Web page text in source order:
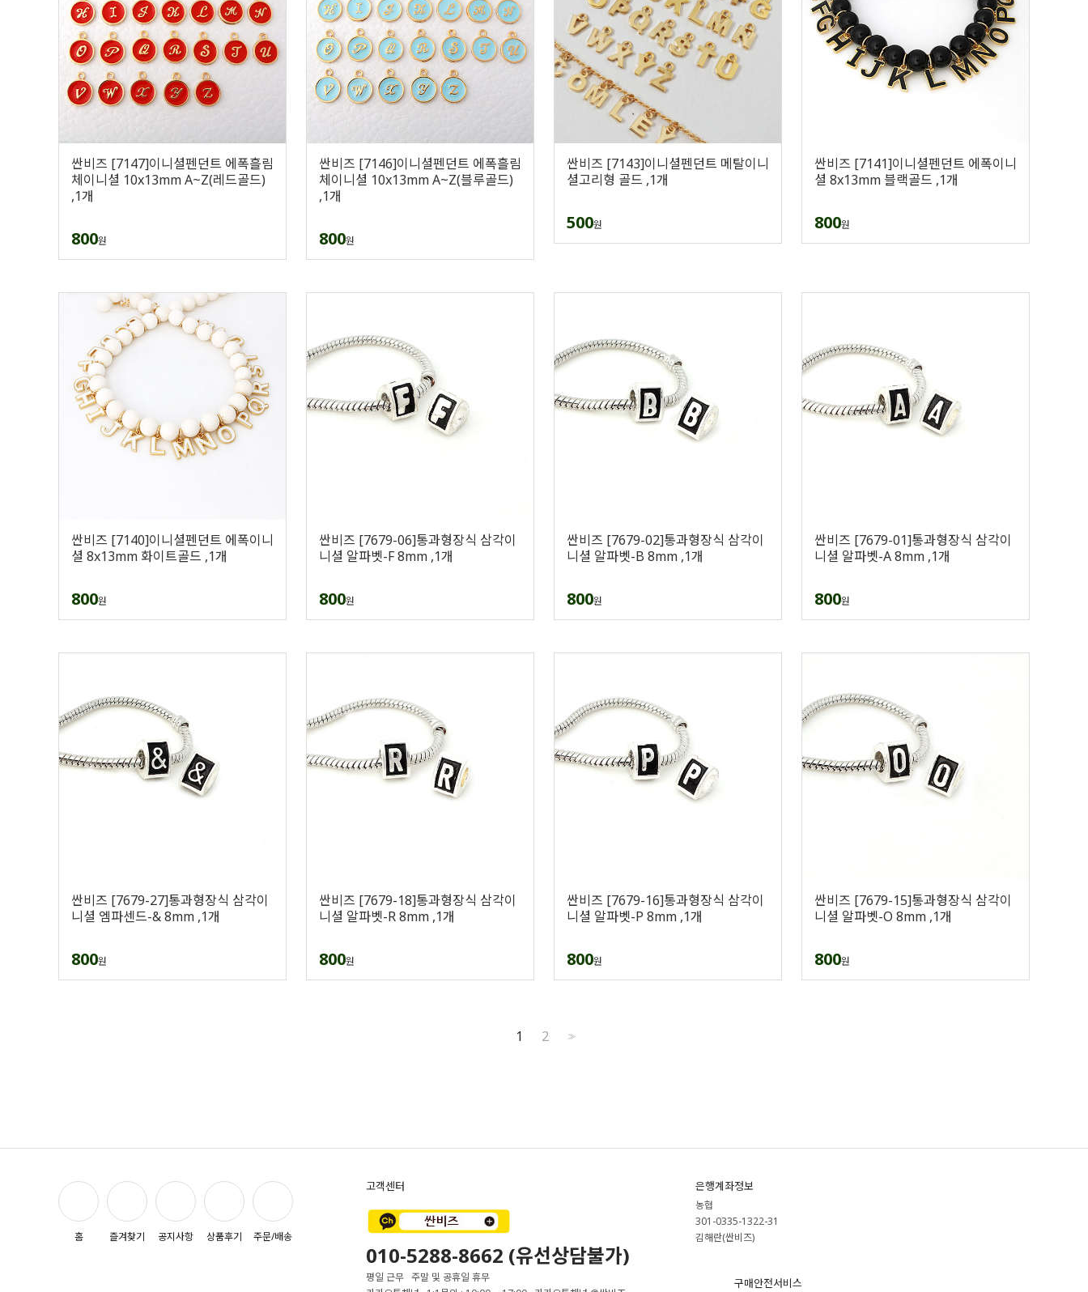
싼비즈 [7147]이니셜펜던트 에폭흘림
체이니셜 10x13mm A~Z(레드골드)
,1개
800원
싼비즈 [7146]이니셜펜던트 에폭흘림
체이니셜 10x13mm A~Z(블루골드)
,1개
800원
싼비즈 [7143]이니셜펜던트 메탈이니
셜고리형 골드 ,1개
500원
싼비즈 [7141]이니셜펜던트 에폭이니
셜 8x13mm 블랙골드 ,1개
800원
싼비즈 [7140]이니셜펜던트 에폭이니
셜 8x13mm 화이트골드 ,1개
800원
싼비즈 [7679-06]통과형장식 삼각이
니셜 알파벳-F 8mm ,1개
800원
싼비즈 [7679-02]통과형장식 삼각이
니셜 알파벳-B 8mm ,1개
800원
싼비즈 [7679-01]통과형장식 삼각이
니셜 알파벳-A 8mm ,1개
800원
싼비즈 [7679-27]통과형장식 삼각이
니셜 엠파센드-& 8mm ,1개
800원
싼비즈 [7679-18]통과형장식 삼각이
니셜 알파벳-R 8mm ,1개
800원
싼비즈 [7679-16]통과형장식 삼각이
니셜 알파벳-P 8mm ,1개
800원
싼비즈 [7679-15]통과형장식 삼각이
니셜 알파벳-O 8mm ,1개
800원
1 2 >>
홈 즐겨찾기 공지사항 상품후기 주문/배송
고객센터
010-5288-8662 (유선상담불가)
평일 근무 주말 및 공휴일 휴무
은행계좌정보
농협
301-0335-1322-31
김해란(싼비즈)
구매안전서비스